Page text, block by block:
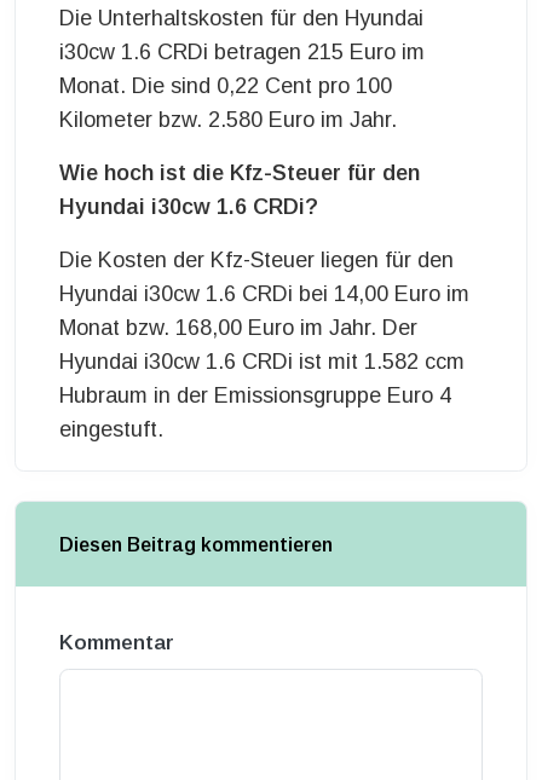
Die Unterhaltskosten für den Hyundai
i30cw 1.6 CRDi betragen 215 Euro im
Monat. Die sind 0,22 Cent pro 100
Kilometer bzw. 2.580 Euro im Jahr.
Wie hoch ist die Kfz-Steuer für den
Hyundai i30cw 1.6 CRDi?
Die Kosten der Kfz-Steuer liegen für den
Hyundai i30cw 1.6 CRDi bei 14,00 Euro im
Monat bzw. 168,00 Euro im Jahr. Der
Hyundai i30cw 1.6 CRDi ist mit 1.582 ccm
Hubraum in der Emissionsgruppe Euro 4
eingestuft.
Diesen Beitrag kommentieren
Kommentar